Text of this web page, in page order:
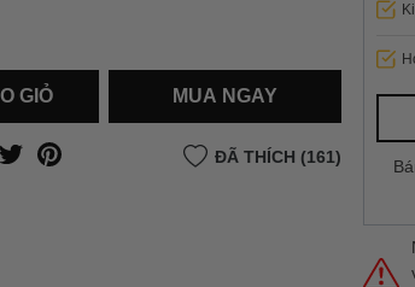
Minh, khách hàng muốn giao nhanh
Đơn hàng giao hỏa tốc theo yêu cầu
GIỎ MUA NGAY
ĐÃ THÍCH (161)